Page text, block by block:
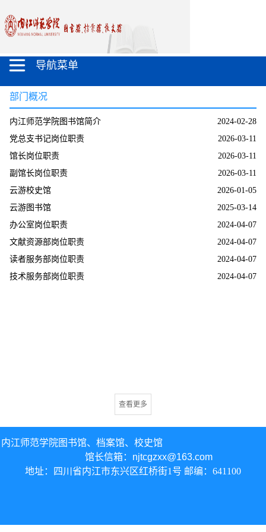
导航菜单
部门概况
2024-02-28
内江师范学院图书馆简介
2026-03-11
党总支书记岗位职责
2026-03-11
馆长岗位职责
2026-03-11
副馆长岗位职责
2026-01-05
云游校史馆
2025-03-14
云游图书馆
2024-04-07
办公室岗位职责
2024-04-07
文献资源部岗位职责
2024-04-07
读者服务部岗位职责
2024-04-07
技术服务部岗位职责
查看更多
内江师范学院图书馆、 档案馆、校史馆
馆长信箱： njtcgzxx@163.com
地址：四川省内江市东兴区红桥街1号 邮编：641100